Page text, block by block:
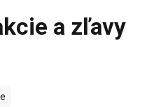
a zľavy